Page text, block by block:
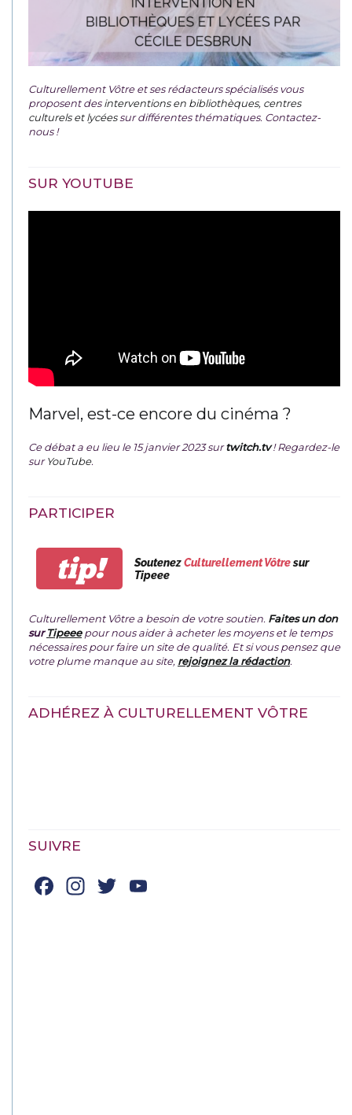
Culturellement Vôtre et ses rédacteurs spécialisés vous
proposent desinterventions en bibliothèques, centres
culturels et lycéessur différentes thématiques. Contactez-
nous !
SUR YOUTUBE
Marvel, est-ce encore du cinéma ?
Ce débat a eu lieu le 15 janvier 2023 surtwitch.tv ! Regardez-le
surYouTube.
PARTICIPER
tip! SoutenezCulturellement Vôtresur
Tipeee
Culturellement Vôtre a besoin de votre soutien. Faites un don
surTipeeepour nous aider à acheter les moyens et le temps
nécessaires pour faire un site de qualité. Et si vous pensez que
votre plume manque au site, rejoignez la rédaction.
ADHÉREZ À CULTURELLEMENT VÔTRE
SUIVRE
Facebook
Instagram
Twitter